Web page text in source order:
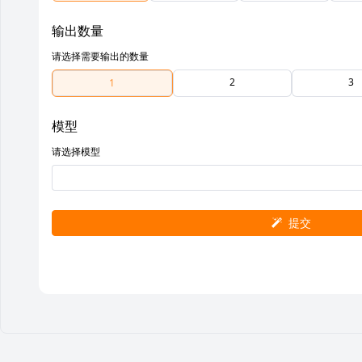
输出数量
请选择需要输出的数量
1
2 3
模型
请选择模型
提交